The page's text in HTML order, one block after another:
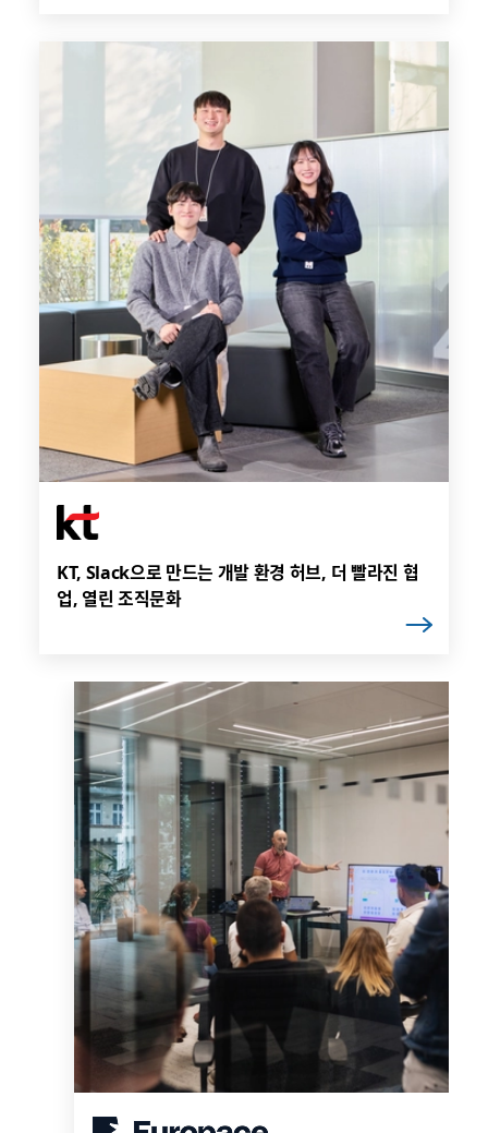
KT, Slack으로 만드는 개발 환경 허브, 더 빨라진 협
업, 열린 조직문화